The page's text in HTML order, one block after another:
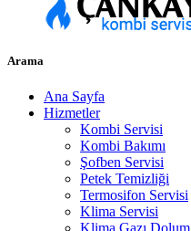
Arama
Ana Sayfa
Hizmetler
Kombi Servisi
Kombi Bakımı
Şofben Servisi
Petek Temizliği
Termosifon Servisi
Klima Servisi